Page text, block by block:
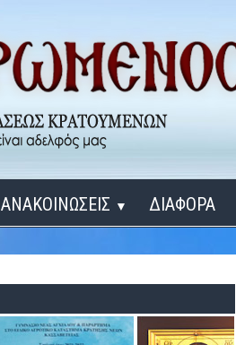
ΑΝΑΚΟΙΝΩΣΕΙΣ ▼
ΔΙΔΑΞΟΝ ΜΕ, ΚΥΡΙΕ
ΔΙΑΦΟΡΑ